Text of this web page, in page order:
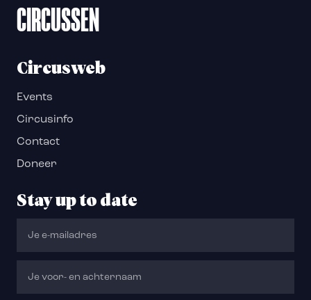
CIRCUSSEN
Circusweb
Events
Circusinfo
Contact
Doneer
Stay up to date